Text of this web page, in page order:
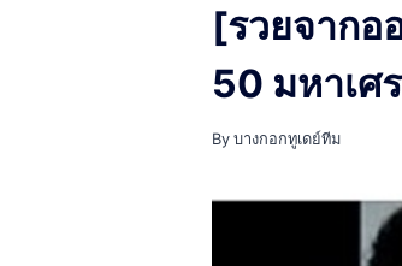
[รวยจากอ
50 มหาเ
By บางกอกทูเดย์ทีม